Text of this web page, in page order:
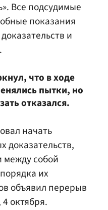
Все подсудимые
показания
и
что в ходе
пытки, но
отказался.
начать
доказательств,
между собой
их
объявил перерыв
октября.